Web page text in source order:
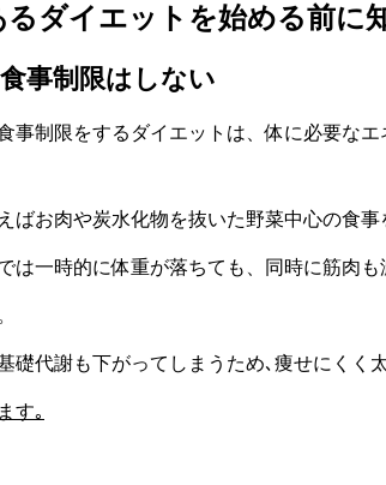
るダイエットを始める前に
事制限はしない
事制限をするダイエットは、体に必要なエ
ばお肉や炭水化物を抜いた野菜中心の食
は一時的に体重が落ちても、同時に筋肉
礎代謝も下がってしまうため､痩せにくく
す｡